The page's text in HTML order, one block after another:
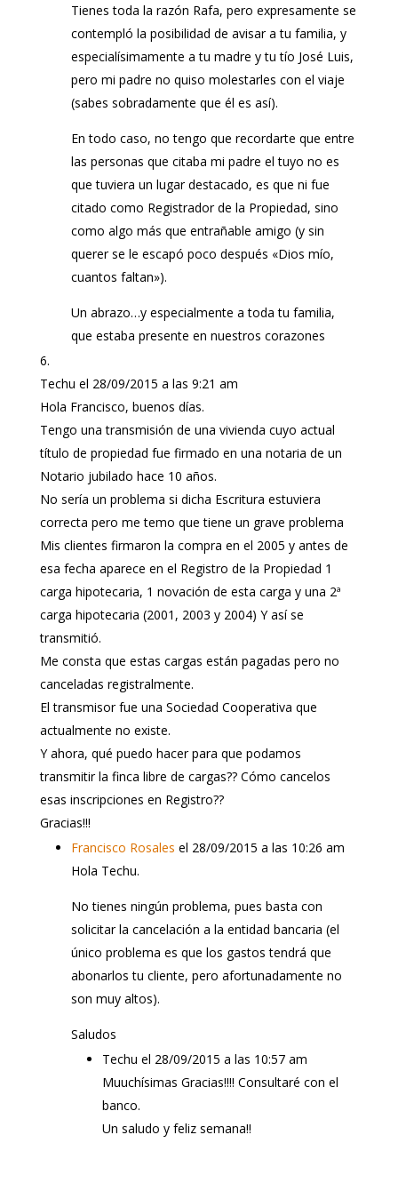
Tienes toda la razón Rafa, pero expresamente se
contempló la posibilidad de avisar a tu familia, y
especialísimamente a tu madre y tu tío José Luis,
pero mi padre no quiso molestarles con el viaje
(sabes sobradamente que él es así).
En todo caso, no tengo que recordarte que entre
las personas que citaba mi padre el tuyo no es
que tuviera un lugar destacado, es que ni fue
citado como Registrador de la Propiedad, sino
como algo más que entrañable amigo (y sin
querer se le escapó poco después «Dios mío,
cuantos faltan»).
Un abrazo…y especialmente a toda tu familia,
que estaba presente en nuestros corazones
Techu el 28/09/2015 a las 9:21 am
Hola Francisco, buenos días.
Tengo una transmisión de una vivienda cuyo actual
título de propiedad fue firmado en una notaria de un
Notario jubilado hace 10 años.
No sería un problema si dicha Escritura estuviera
correcta pero me temo que tiene un grave problema
Mis clientes firmaron la compra en el 2005 y antes de
esa fecha aparece en el Registro de la Propiedad 1
carga hipotecaria, 1 novación de esta carga y una 2ª
carga hipotecaria (2001, 2003 y 2004) Y así se
transmitió.
Me consta que estas cargas están pagadas pero no
canceladas registralmente.
El transmisor fue una Sociedad Cooperativa que
actualmente no existe.
Y ahora, qué puedo hacer para que podamos
transmitir la finca libre de cargas?? Cómo cancelos
esas inscripciones en Registro??
Gracias!!!
Francisco Rosales el 28/09/2015 a las 10:26 am
Hola Techu.
No tienes ningún problema, pues basta con
solicitar la cancelación a la entidad bancaria (el
único problema es que los gastos tendrá que
abonarlos tu cliente, pero afortunadamente no
son muy altos).
Saludos
Techu el 28/09/2015 a las 10:57 am
Muuchísimas Gracias!!!! Consultaré con el
banco.
Un saludo y feliz semana!!